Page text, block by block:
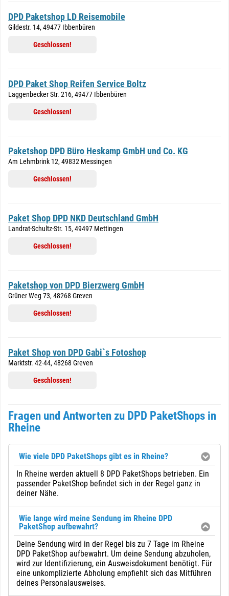
DPD Paketshop LD Reisemobile
Gildestr. 14, 49477 Ibbenbüren
Geschlossen!
DPD Paket Shop Reifen Service Boltz
Laggenbecker Str. 216, 49477 Ibbenbüren
Geschlossen!
Paketshop DPD Büro Heskamp GmbH und Co. KG
Am Lehmbrink 12, 49832 Messingen
Geschlossen!
Paket Shop DPD NKD Deutschland GmbH
Landrat-Schultz-Str. 15, 49497 Mettingen
Geschlossen!
Paketshop von DPD Bierzwerg GmbH
Grüner Weg 73, 48268 Greven
Geschlossen!
Paket Shop von DPD Gabi`s Fotoshop
Marktstr. 42-44, 48268 Greven
Geschlossen!
Fragen und Antworten zu DPD PaketShops in
Rheine
Wie viele DPD PaketShops gibt es in Rheine?
In Rheine werden aktuell 8 DPD PaketShops betrieben. Ein
passender PaketShop befindet sich in der Regel ganz in
deiner Nähe.
Wie lange wird meine Sendung im Rheine DPD
PaketShop aufbewahrt?
Deine Sendung wird in der Regel bis zu 7 Tage im Rheine
DPD PaketShop aufbewahrt. Um deine Sendung abzuholen,
wird zur Identifizierung, ein Ausweisdokument benötigt. Für
eine unkomplizierte Abholung empfiehlt sich das Mitführen
deines Personalausweises.